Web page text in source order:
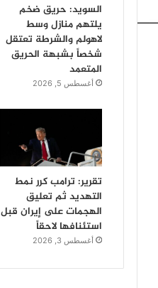
السويد: حريق ضخم
يلتهم منازل وسط
لاهولم والشرطة تعتقل
شخصاً بشبهة الحريق
المتعمد
أغسطس 5, 2026
تقرير: ترامب كرر نمط
التهديد ثم تعليق
الهجمات على إيران قبل
استئنافها لاحقاً
أغسطس 3, 2026